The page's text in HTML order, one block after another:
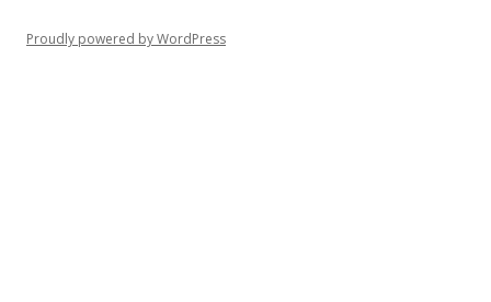
Proudly powered by WordPress